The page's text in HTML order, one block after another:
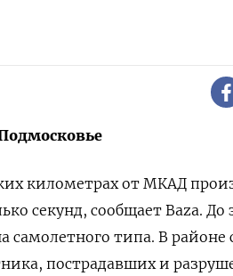
километрах от МКАД
секунд, сообщает Baza.
самолетного типа. В районе
пострадавших и